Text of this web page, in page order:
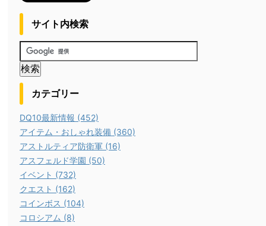
サイト内検索
カテゴリー
DQ10最新情報 (452)
アイテム・おしゃれ装備 (360)
アストルティア防衛軍 (16)
アスフェルド学園 (50)
イベント (732)
クエスト (162)
コインボス (104)
コロシアム (8)